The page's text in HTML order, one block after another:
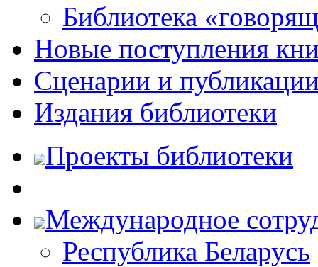
Библиотека
Новые поступления
Сценарии и
Издания библиотеки
Проекты библиотеки
Международное
Республика Беларусь